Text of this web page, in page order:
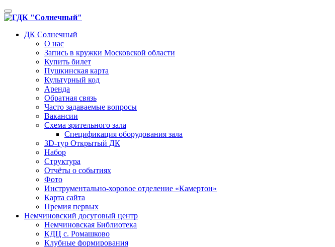
Toggle
navigation
ДК Солнечный
О нас
Запись в кружки Московской области
Купить билет
Пушкинская карта
Культурный код
Аренда
Обратная связь
Часто задаваемые вопросы
Вакансии
Схема зрительного зала
Спецификация оборудования зала
3D-тур Открытый ДК
Набор
Структура
Отчёты о событиях
Фото
Инструментально-хоровое отделение «Камертон»
Карта сайта
Премия первых
Немчиновский досуговый центр
Немчиновская Библиотека
КДЦ с. Ромашково
Клубные формирования